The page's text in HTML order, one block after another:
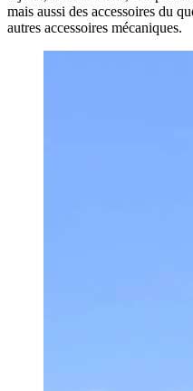
mais aussi des accessoires du
autres accessoires mécaniques.